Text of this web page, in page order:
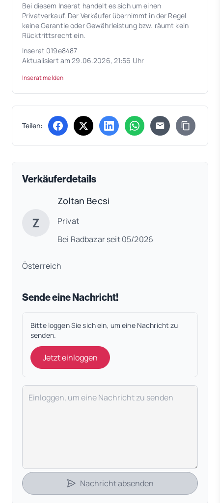
Bei diesem Inserat handelt es sich um einen
Privatverkauf. Der Verkäufer übernimmt in der Regel
keine Garantie oder Gewährleistung bzw. räumt kein
Rücktrittsrecht ein.
Inserat 019e8487
Aktualisiert am 29.06.2026, 21:56 Uhr
Inserat melden
Teilen: (öffnet in neuem Tab)
(öffnet in neuem Tab)
(öffnet in neuem Tab)
(öffnet in neuem Tab)
Verkäuferdetails
Z
Zoltan Becsi
Privat
Bei Radbazar seit 05/2026
Österreich
Sende eine Nachricht!
Bitte loggen Sie sich ein, um eine Nachricht zu
senden.
Jetzt einloggen
Deine Nachricht
Nachricht absenden